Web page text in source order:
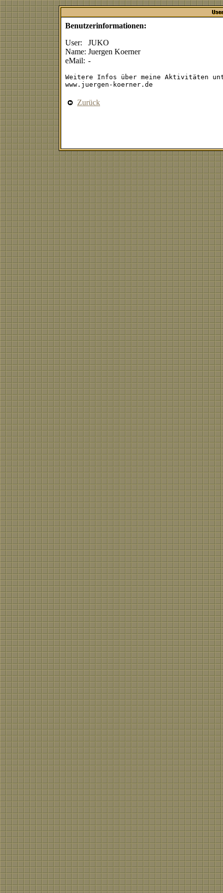
Benutzerinformationen:
User:
JUKO
Name: Juergen Koerner
eMail: -
Weitere Infos über meine Aktivitäten
Zurück